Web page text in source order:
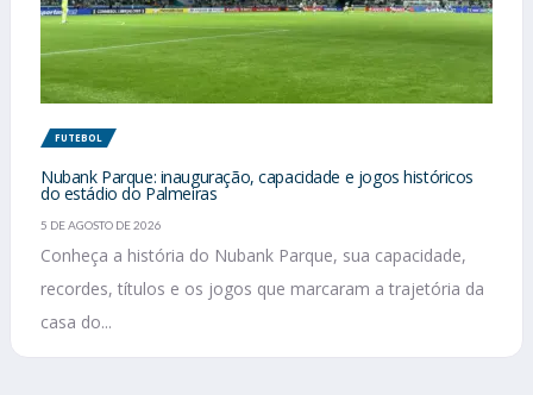
FUTEBOL
Nubank Parque: inauguração, capacidade e jogos históricos
do estádio do Palmeiras
5 DE AGOSTO DE 2026
Conheça a história do Nubank Parque, sua capacidade,
recordes, títulos e os jogos que marcaram a trajetória da
casa do...